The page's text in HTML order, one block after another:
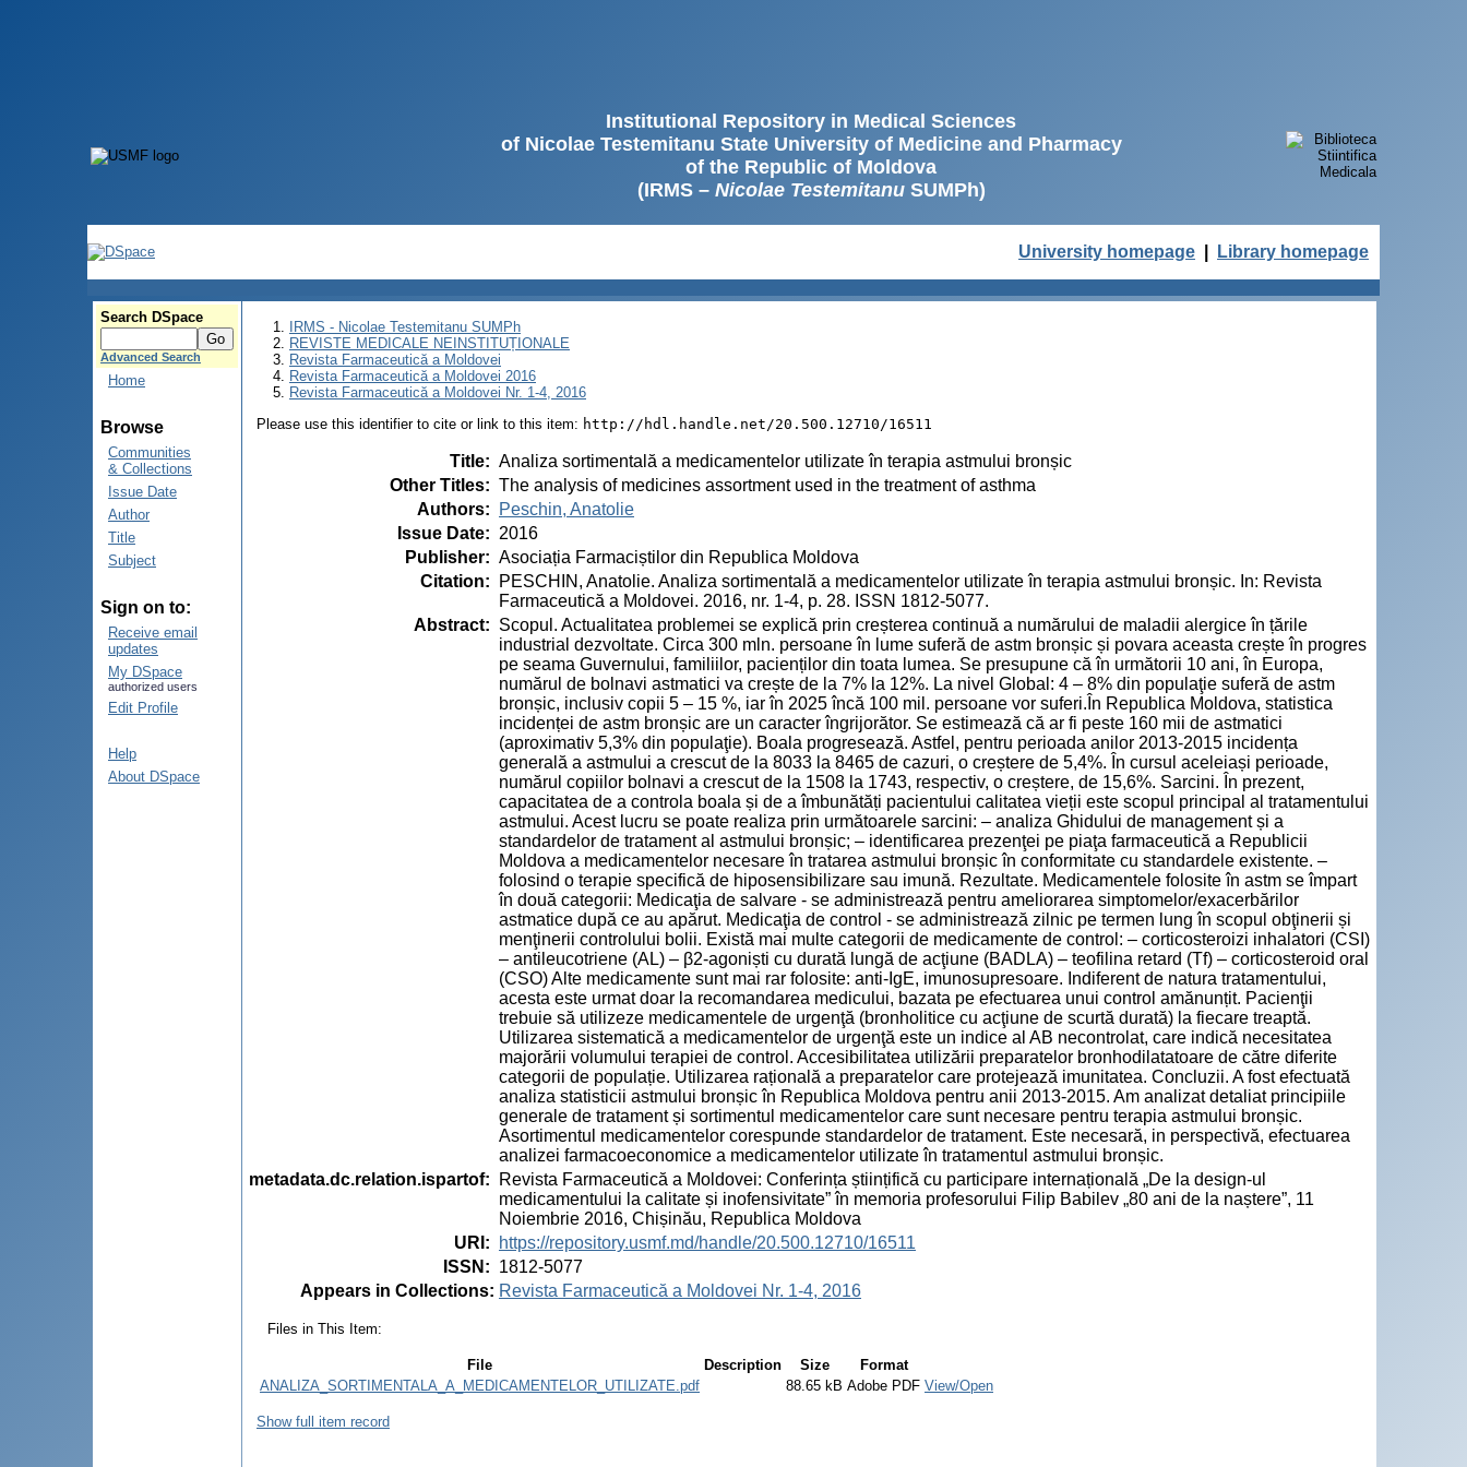
Institutional Repository in Medical Sciences
of Nicolae Testemitanu State University of Medicine and Pharmacy
of the Republic of Moldova
(IRMS – Nicolae TestemitanuSUMPh)
University homepage Library homepage
Search DSpace
Advanced Search
Home
Browse
Communities
& Collections
Issue Date
Author
Title
Subject
Sign on to:
Receive email
updates
My DSpace
authorized users
Edit Profile
Help
About DSpace
IRMS - Nicolae Testemitanu SUMPh
REVISTE MEDICALE NEINSTITUȚIONALE
Revista Farmaceutică a Moldovei
Revista Farmaceutică a Moldovei 2016
Revista Farmaceutică a Moldovei Nr. 1-4, 2016
Please use this identifier to cite or link to this item: http://hdl.handle.net/20.500.12710/16511
Title: Analiza sortimentală a medicamentelor utilizate în terapia astmului bronșic
Other Titles: The analysis of medicines assortment used in the treatment of asthma
Authors:
Peschin, Anatolie
Issue Date: 2016
Publisher: Asociația Farmaciștilor din Republica Moldova
Citation:
PESCHIN, Anatolie. Analiza sortimentală a medicamentelor utilizate în terapia astmului bronșic. In: Revista
Farmaceutică a Moldovei. 2016, nr. 1-4, p. 28. ISSN 1812-5077.
Abstract: Scopul. Actualitatea problemei se explică prin creșterea continuă a numărului de maladii alergice în țările
industrial dezvoltate. Circa 300 mln. persoane în lume suferă de astm bronșic și povara aceasta crește în progres
pe seama Guvernului, familiilor, pacienților din toata lumea. Se presupune că în următorii 10 ani, în Europa,
numărul de bolnavi astmatici va crește de la 7% la 12%. La nivel Global: 4 – 8% din populaţie suferă de astm
bronșic, inclusiv copii 5 – 15 %, iar în 2025 încă 100 mil. persoane vor suferi.În Republica Moldova, statistica
incidenței de astm bronșic are un caracter îngrijorător. Se estimează că ar fi peste 160 mii de astmatici
(aproximativ 5,3% din populaţie). Boala progresează. Astfel, pentru perioada anilor 2013-2015 incidența
generală a astmului a crescut de la 8033 la 8465 de cazuri, o creștere de 5,4%. În cursul aceleiași perioade,
numărul copiilor bolnavi a crescut de la 1508 la 1743, respectiv, o creștere, de 15,6%. Sarcini. În prezent,
capacitatea de a controla boala și de a îmbunătăți pacientului calitatea vieții este scopul principal al tratamentului
astmului. Acest lucru se poate realiza prin următoarele sarcini: – analiza Ghidului de management și a
standardelor de tratament al astmului bronșic; – identificarea prezenţei pe piaţa farmaceutică a Republicii
Moldova a medicamentelor necesare în tratarea astmului bronșic în conformitate cu standardele existente. –
folosind o terapie specifică de hiposensibilizare sau imună. Rezultate. Medicamentele folosite în astm se împart
în două categorii: Medicaţia de salvare - se administrează pentru ameliorarea simptomelor/exacerbărilor
astmatice după ce au apărut. Medicaţia de control - se administrează zilnic pe termen lung în scopul obţinerii și
menţinerii controlului bolii. Există mai multe categorii de medicamente de control: – corticosteroizi inhalatori (CSI)
– antileucotriene (AL) – β2-agoniști cu durată lungă de acţiune (BADLA) – teofilina retard (Tf) – corticosteroid oral
(CSO) Alte medicamente sunt mai rar folosite: anti-IgE, imunosupresoare. Indiferent de natura tratamentului,
acesta este urmat doar la recomandarea medicului, bazata pe efectuarea unui control amănunțit. Pacienţii
trebuie să utilizeze medicamentele de urgenţă (bronholitice cu acţiune de scurtă durată) la fiecare treaptă.
Utilizarea sistematică a medicamentelor de urgenţă este un indice al AB necontrolat, care indică necesitatea
majorării volumului terapiei de control. Accesibilitatea utilizării preparatelor bronhodilatatoare de către diferite
categorii de populație. Utilizarea rațională a preparatelor care protejează imunitatea. Concluzii. A fost efectuată
analiza statisticii astmului bronșic în Republica Moldova pentru anii 2013-2015. Am analizat detaliat principiile
generale de tratament și sortimentul medicamentelor care sunt necesare pentru terapia astmului bronșic.
Asortimentul medicamentelor corespunde standardelor de tratament. Este necesară, in perspectivă, efectuarea
analizei farmacoeconomice a medicamentelor utilizate în tratamentul astmului bronșic.
metadata.dc.relation.ispartof:
Revista Farmaceutică a Moldovei: Conferința științifică cu participare internațională „De la design-ul
medicamentului la calitate și inofensivitate” în memoria profesorului Filip Babilev „80 ani de la naștere”, 11
Noiembrie 2016, Chișinău, Republica Moldova
URI :
https://repository.usmf.md/handle/20.500.12710/16511
ISSN : 1812-5077
Appears in Collections: Revista Farmaceutică a Moldovei Nr. 1-4, 2016
Files in This Item:
File Description Size
Format
ANALIZA_SORTIMENTALA_A_MEDICAMENTELOR_UTILIZATE.pdf
88.65 kB Adobe PDF View/Open
Show full item record